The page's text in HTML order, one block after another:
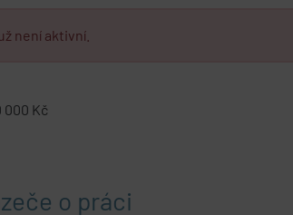
není aktivní.
000 Kč
o práci